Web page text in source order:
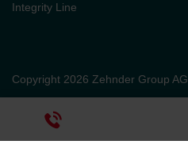
Copyright 2026 Zehnder Group AG
Integrity Line